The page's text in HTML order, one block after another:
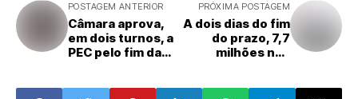
POSTAGEM ANTERIOR
Câmara aprova,
em dois turnos, a
PEC pelo fim da
PRÓXIMA POSTAGEM
A dois dias do fim
do prazo, 7,7
milhões não